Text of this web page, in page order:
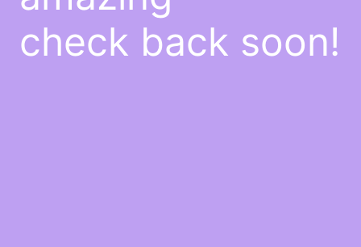
check back soon!